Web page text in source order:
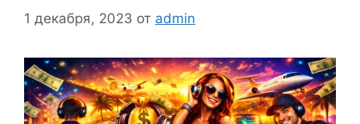
1 декабря, 2023 от admin